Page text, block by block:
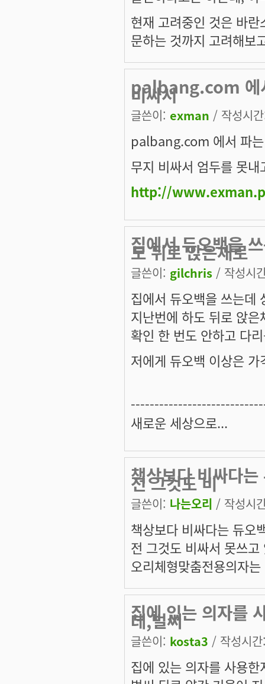
현재 고려중인 것은 바
문하는 것까지 고려해보
palbang.com 에
비싸서
글쓴이: exman / 작성시
palbang.com 에서 파
무지 비싸서 엄두를 못내
http://
집에서 듀오백을
도 뒤로 앉은채로
글쓴이: gilchris / 작성시
집에서 듀오백을 쓰는데
지난번에 하도 뒤로 앉
확인 한 번도 안하고 다
저에게 듀오백 이상은
새로운 세상으로...
책상보다 비싸다
전 그것도 비
글쓴이: 나는오리 / 작성시
책상보다 비싸다는 듀오
전 그것도 비싸서 못쓰
오리체형맞춤전용의자는
집에 있는 의자를
데,벌써
글쓴이: kosta3 / 작성시
집에 있는 의자를 사용